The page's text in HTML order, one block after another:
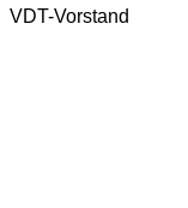
VDT-Vorstand